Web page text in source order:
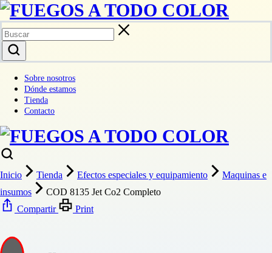
Sobre nosotros
Dónde estamos
Tienda
Contacto
Inicio Tienda Efectos especiales y equipamiento
Maquinas e
insumos
COD 8135 Jet Co2 Completo
Compartir
Print